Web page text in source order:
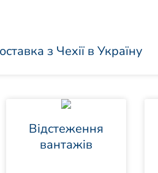
з Чехії в Україну
Відстеження
вантажів